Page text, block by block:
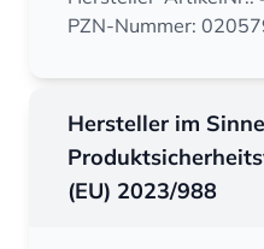
PZN-Nummer:
Hersteller im
(EU) 2023/988